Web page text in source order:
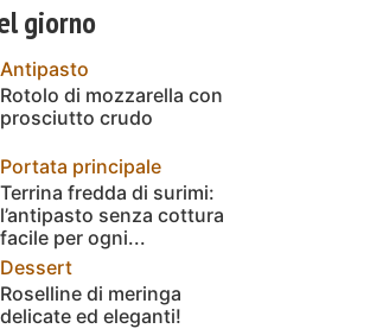
giorno
Antipasto
Rotolo di mozzarella con
prosciutto crudo
Portata principale
Terrina fredda di surimi:
l’antipasto senza cottura
facile per ogni...
Dessert
Roselline di meringa
delicate ed eleganti!